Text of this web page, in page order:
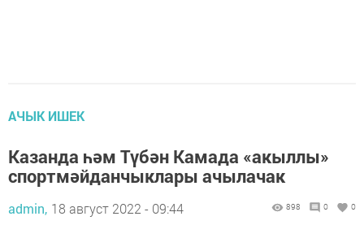
АЧЫК ИШЕК
Казанда һәм Түбән Камада «а­кыл­лы»
спорт­мәй­дан­чык­ла­ры ачылачак
admin, 18 август 2022 - 09:44 898 0 0